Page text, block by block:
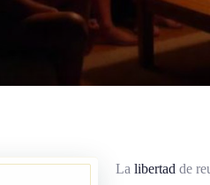
La libertad de